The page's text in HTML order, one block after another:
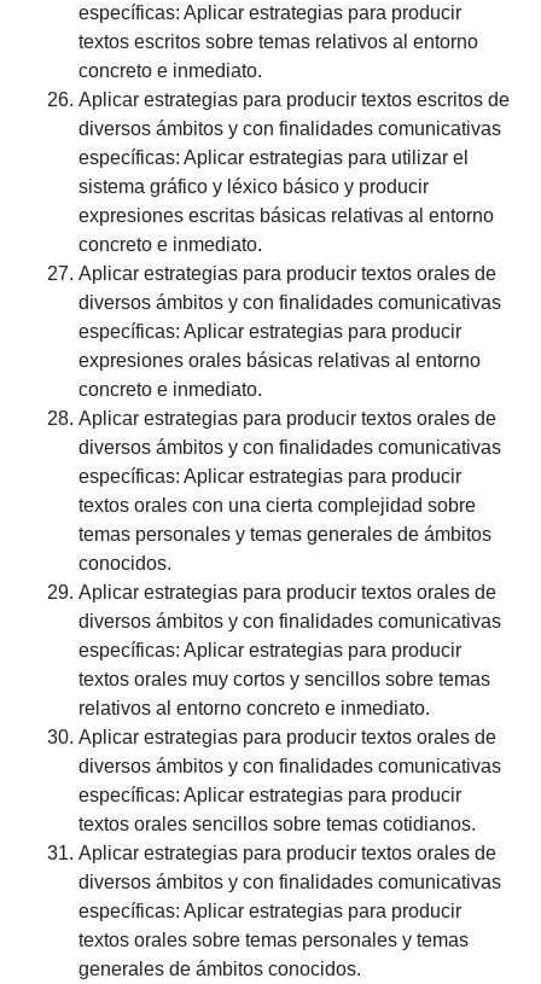
específicas: Aplicar estrategias para producir
textos escritos sobre temas relativos al entorno
concreto e inmediato.
Aplicar estrategias para producir textos escritos de
diversos ámbitos y con finalidades comunicativas
específicas: Aplicar estrategias para utilizar el
sistema gráfico y léxico básico y producir
expresiones escritas básicas relativas al entorno
concreto e inmediato.
Aplicar estrategias para producir textos orales de
diversos ámbitos y con finalidades comunicativas
específicas: Aplicar estrategias para producir
expresiones orales básicas relativas al entorno
concreto e inmediato.
Aplicar estrategias para producir textos orales de
diversos ámbitos y con finalidades comunicativas
específicas: Aplicar estrategias para producir
textos orales con una cierta complejidad sobre
temas personales y temas generales de ámbitos
conocidos.
Aplicar estrategias para producir textos orales de
diversos ámbitos y con finalidades comunicativas
específicas: Aplicar estrategias para producir
textos orales muy cortos y sencillos sobre temas
relativos al entorno concreto e inmediato.
Aplicar estrategias para producir textos orales de
diversos ámbitos y con finalidades comunicativas
específicas: Aplicar estrategias para producir
textos orales sencillos sobre temas cotidianos.
Aplicar estrategias para producir textos orales de
diversos ámbitos y con finalidades comunicativas
específicas: Aplicar estrategias para producir
textos orales sobre temas personales y temas
generales de ámbitos conocidos.